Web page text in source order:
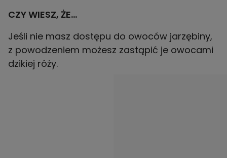
CZY WIESZ, ŻE...
Jeśli nie masz dostępu do owoców jarzębiny,
z powodzeniem możesz zastąpić je owocami
dzikiej róży.